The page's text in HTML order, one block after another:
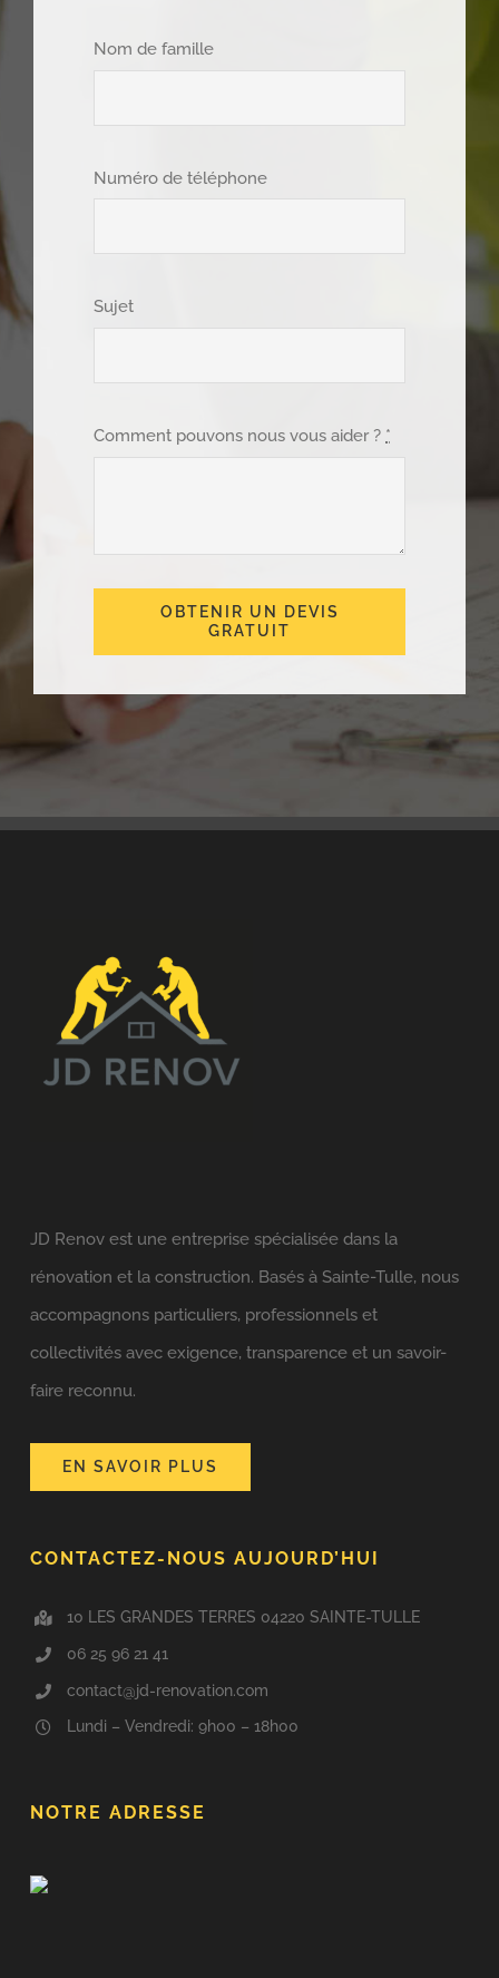
Nom de famille
Numéro de téléphone
Sujet
Comment pouvons nous vous aider ? *
OBTENIR UN DEVIS
GRATUIT
JD Renov est une entreprise spécialisée dans la
rénovation et la construction. Basés à Sainte-Tulle, nous
accompagnons particuliers, professionnels et
collectivités avec exigence, transparence et un savoir-
faire reconnu.
EN SAVOIR PLUS
CONTACTEZ-NOUS AUJOURD’HUI
10 LES GRANDES TERRES 04220 SAINTE-TULLE
06 25 96 21 41
contact@jd-renovation.com
Lundi – Vendredi: 9h00 – 18h00
NOTRE ADRESSE